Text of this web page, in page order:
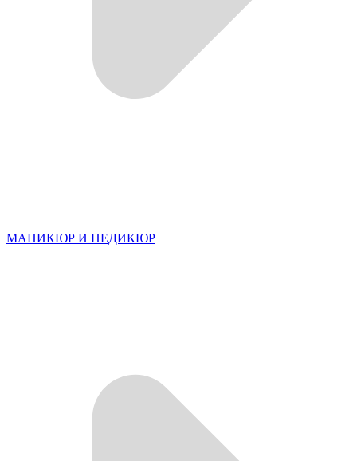
МАНИКЮР И ПЕДИКЮР